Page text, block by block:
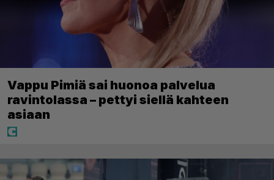
Vappu Pimiä sai huonoa palvelua
ravintolassa – pettyi siellä kahteen
asiaan